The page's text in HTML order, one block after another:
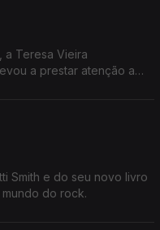
a Teresa Vieira
a prestar atenção a
Smith e do seu novo livro
do rock.